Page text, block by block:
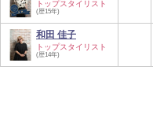
トップスタイリスト
(歴15年)
和田 佳子
トップスタイリスト
(歴14年)